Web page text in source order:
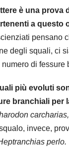
è una prova
a questo
pensano
degli squali, ci
di fessure
più evoluti
branchiali per
carcharias,
invece,
perlo.